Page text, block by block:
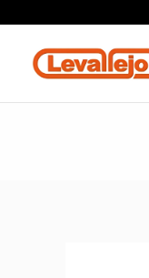
contenido